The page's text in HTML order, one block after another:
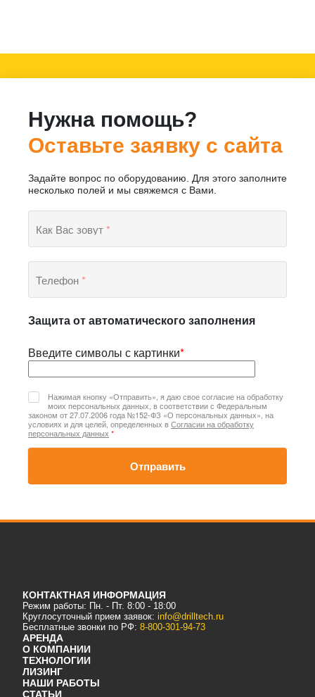
Нужна помощь?
Оставьте заявку с сайта
Задайте вопрос по оборудованию. Для этого заполните
несколько полей и мы свяжемся с Вами.
Как Вас зовут*
Телефон*
Защита от автоматического заполнения
Введите символы с картинки*
Нажимая кнопку «Отправить», я даю свое согласие на обработку
моих персональных данных, в соответствии с Федеральным
законом от 27.07.2006 года №152-ФЗ «О персональных данных», на
условиях и для целей, определенных вСогласии на обработку
персональных данных *
Отправить
КОНТАКТНАЯ ИНФОРМАЦИЯ
Режим работы: Пн. - Пт. 8:00 - 18:00
Круглосуточный прием заявок: info@drilltech.ru
Бесплатные звонки по РФ: 8-800-301-94-73
АРЕНДА
О КОМПАНИИ
ТЕХНОЛОГИИ
ЛИЗИНГ
НАШИ РАБОТЫ
СТАТЬИ